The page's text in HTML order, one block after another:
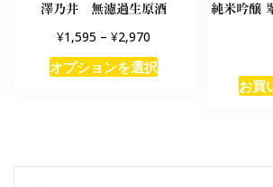
澤乃井 無濾過生原酒
¥1,595 –¥2,970
オプションを選択
純米吟醸
お買